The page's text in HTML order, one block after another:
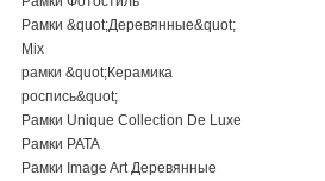
Рамки &quot;Деревянные&quot;
Mix
рамки &quot;Керамика
роспись&quot;
Рамки Unique Collection De Luxe
Рамки PATA
Рамки Image Art Деревянные